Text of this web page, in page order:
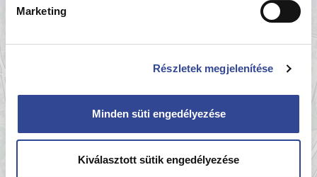
Marketing
Részletek megjelenítése
Minden süti engedélyezése
Kiválasztott sütik engedélyezése
+
−